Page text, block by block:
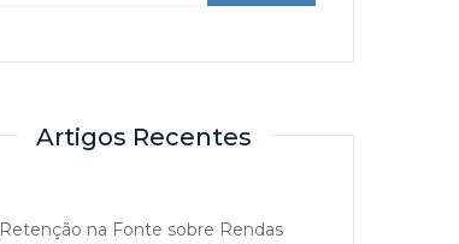
Artigos Recentes
Retenção na Fonte sobre Rendas